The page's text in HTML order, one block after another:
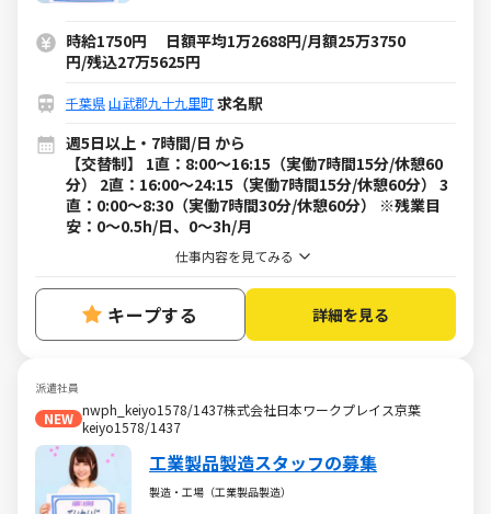
時給1750円 日額平均1万2688円/月額25万3750
円/残込27万5625円
千葉県山武郡九十九里町求名駅
週5日以上・7時間/日 から
【交替制】 1直：8:00～16:15（実働7時間15分/休憩60
分） 2直：16:00～24:15（実働7時間15分/休憩60分） 3
直：0:00～8:30（実働7時間30分/休憩60分） ※残業目
安：0～0.5h/日、0～3h/月
仕事内容を見てみる
キープする 詳細を見る
派遣社員
NEW nwph_keiyo1578/1437株式会社日本ワークプレイス京葉
keiyo1578/1437
工業製品製造スタッフの募集
製造・工場（工業製品製造）